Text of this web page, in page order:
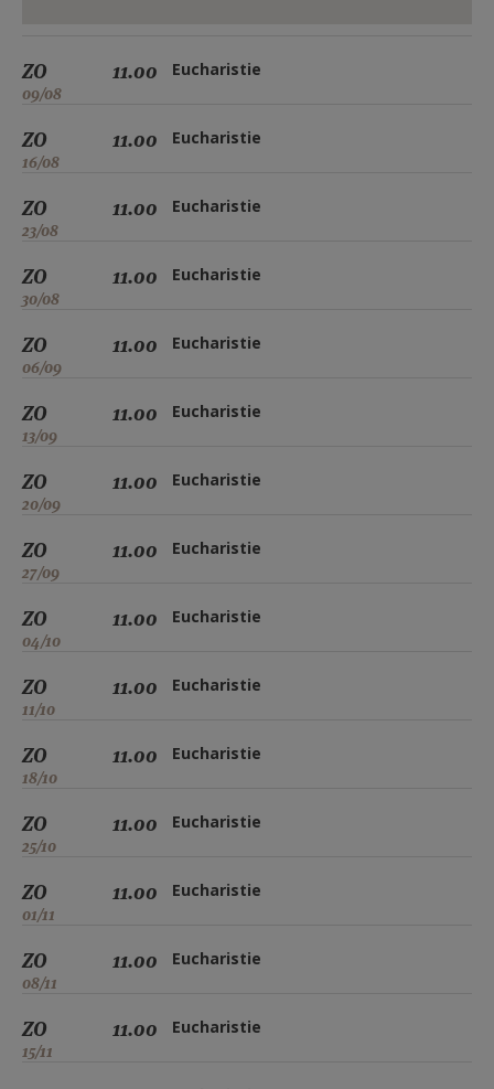
ZO
09/08
11.00 Eucharistie
ZO
16/08
11.00 Eucharistie
ZO
23/08
11.00 Eucharistie
ZO
30/08
11.00 Eucharistie
ZO
06/09
11.00 Eucharistie
ZO
13/09
11.00 Eucharistie
ZO
20/09
11.00 Eucharistie
ZO
27/09
11.00 Eucharistie
ZO
04/10
11.00 Eucharistie
ZO
11/10
11.00 Eucharistie
ZO
18/10
11.00 Eucharistie
ZO
25/10
11.00 Eucharistie
ZO
01/11
11.00 Eucharistie
ZO
08/11
11.00 Eucharistie
ZO
15/11
11.00 Eucharistie